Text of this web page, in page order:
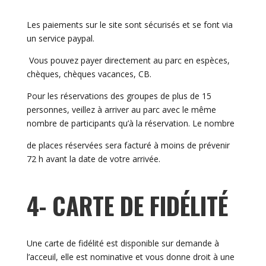
Les paiements sur le site sont sécurisés et se font via
un service paypal.
Vous pouvez payer directement au parc en espèces,
chèques, chèques vacances, CB.
Pour les réservations des groupes de plus de 15
personnes, veillez à arriver au parc avec le même
nombre de participants qu’à la réservation. Le nombre
de places réservées sera facturé à moins de prévenir
72 h avant la date de votre arrivée.
4- CARTE DE FIDÉLITÉ
Une carte de fidélité est disponible sur demande à
l’acceuil, elle est nominative et vous donne droit à une